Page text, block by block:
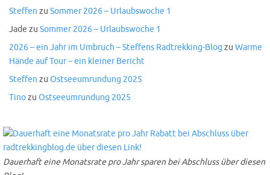
Steffen zu Sommer 2026 – Urlaubswoche 1
Jade zu Sommer 2026 – Urlaubswoche 1
2026 – ein Jahr im Umbruch – Steffens Radtrekking-Blog zu Warme
Hände auf Tour – ein kleiner Bericht
Steffen zu Ostseeumrundung 2025
Tinozu Ostseeumrundung 2025
Dauerhaft eine Monatsrate pro Jahr sparen bei Abschluss über diesen